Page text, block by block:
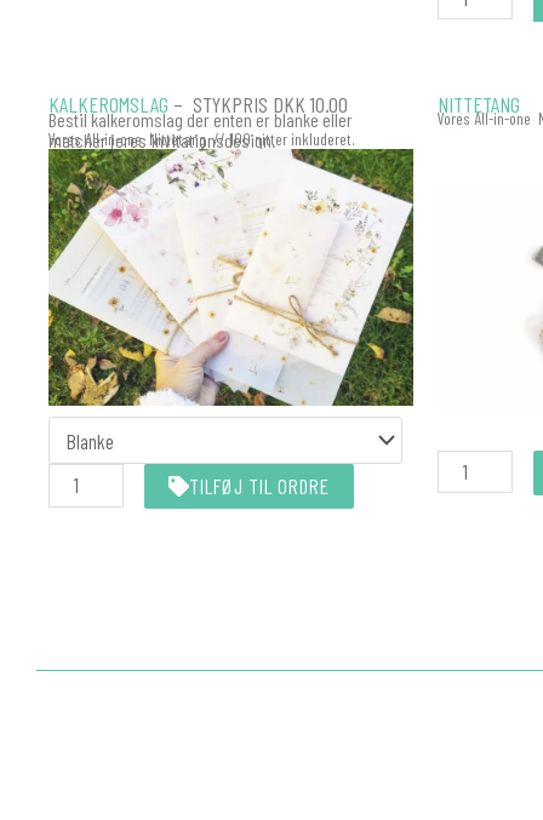
KALKEROMSLAG – STYKPRIS DKK 10.00
Bestil kalkeromslag der enten er blanke eller
matcher jeres invitationsdesign.
Vores All-in-one Nittetang // 100 nitter inkluderet.
KALKEROMSLAG
MATCHER
INVITATIONEN
antal
TILFØJ TIL ORDRE
NITTETANG
Vores All-in-
Nittetang
All-